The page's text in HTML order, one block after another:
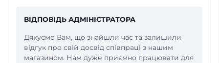
ВІДПОВІДЬ АДМІНІСТРАТОРА
Дякуємо Вам, що знайшли час та залишили
відгук про свій досвід співпраці з нашим
магазином. Нам дуже приємно працювати для